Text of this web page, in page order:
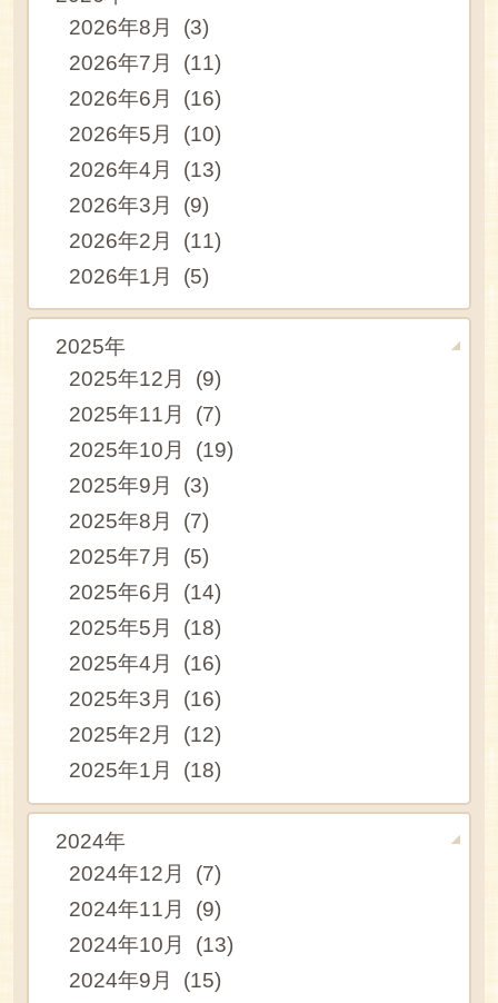
2026年8月 (3)
2026年7月 (11)
2026年6月 (16)
2026年5月 (10)
2026年4月 (13)
2026年3月 (9)
2026年2月 (11)
2026年1月 (5)
2025年
2025年12月 (9)
2025年11月 (7)
2025年10月 (19)
2025年9月 (3)
2025年8月 (7)
2025年7月 (5)
2025年6月 (14)
2025年5月 (18)
2025年4月 (16)
2025年3月 (16)
2025年2月 (12)
2025年1月 (18)
2024年
2024年12月 (7)
2024年11月 (9)
2024年10月 (13)
2024年9月 (15)